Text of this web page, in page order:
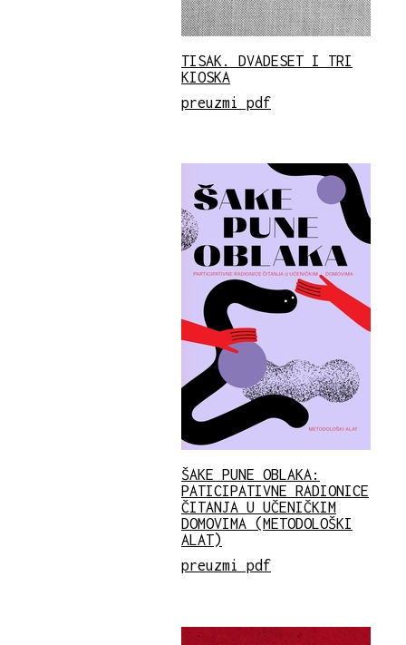
TISAK. DVADESET I TRI
KIOSKA
preuzmi pdf
ŠAKE PUNE OBLAKA:
PATICIPATIVNE RADIONICE
ČITANJA U UČENIČKIM
DOMOVIMA (METODOLOŠKI
ALAT)
preuzmi pdf